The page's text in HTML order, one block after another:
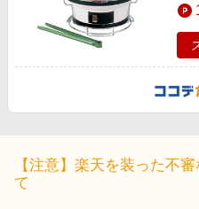
【注意】楽天を装った不
て